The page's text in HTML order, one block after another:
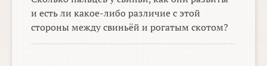
и есть ли какое-либо различие с этой
стороны между свиньёй и рогатым скотом?